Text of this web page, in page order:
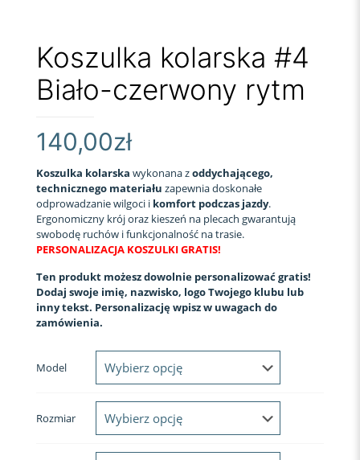
Koszulka kolarska #4
Biało-czerwony rytm
140,00zł
Koszulka kolarska wykonana zoddychającego,
technicznego materiału zapewnia doskonałe
odprowadzanie wilgoci i komfort podczas jazdy.
Ergonomiczny krój oraz kieszeń na plecach gwarantują
swobodę ruchów i funkcjonalność na trasie.
PERSONALIZACJA KOSZULKI GRATIS!
Ten produkt możesz dowolnie personalizować gratis!
Dodaj swoje imię, nazwisko, logo Twojego klubu lub
inny tekst. Personalizację wpisz w uwagach do
zamówienia.
Model
Rozmiar